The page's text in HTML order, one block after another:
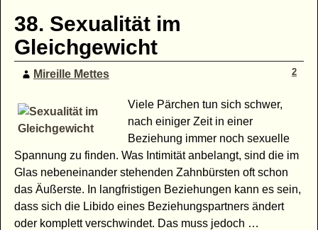
38. Sexualität im
Gleichgewicht
Mireille Mettes 2
Viele Pärchen tun sich schwer,
nach einiger Zeit in einer
Beziehung immer noch sexuelle
Spannung zu finden. Was Intimität anbelangt, sind die im
Glas nebeneinander stehenden Zahnbürsten oft schon
das Äußerste. In langfristigen Beziehungen kann es sein,
dass sich die Libido eines Beziehungspartners ändert
oder komplett verschwindet. Das muss jedoch …